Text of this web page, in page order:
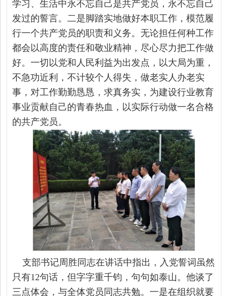
学习、生活中永不忘自己是共产党员，永不忘自己
发过的誓言。二是脚踏实地做好本职工作，模范履
行一个共产党员的职责和义务。无论担任何种工作
都会以高度的责任和敬业精神，尽心尽力把工作做
好。一切以党和人民利益为出发点，以大局为重，
不急功近利，不计较个人得失，做老实人办老实
事，对工作勤勤恳恳，求真务实，为建设行业教育
事业贡献自己的青春热血，以实际行动做一名合格
的共产党员。
支部书记周胜同志在讲话中指出，入党誓词虽然
只有12句话，但字字重千钧，句句如泰山。他谈了
三点体会，与全体党员同志共勉。一是在组织就要